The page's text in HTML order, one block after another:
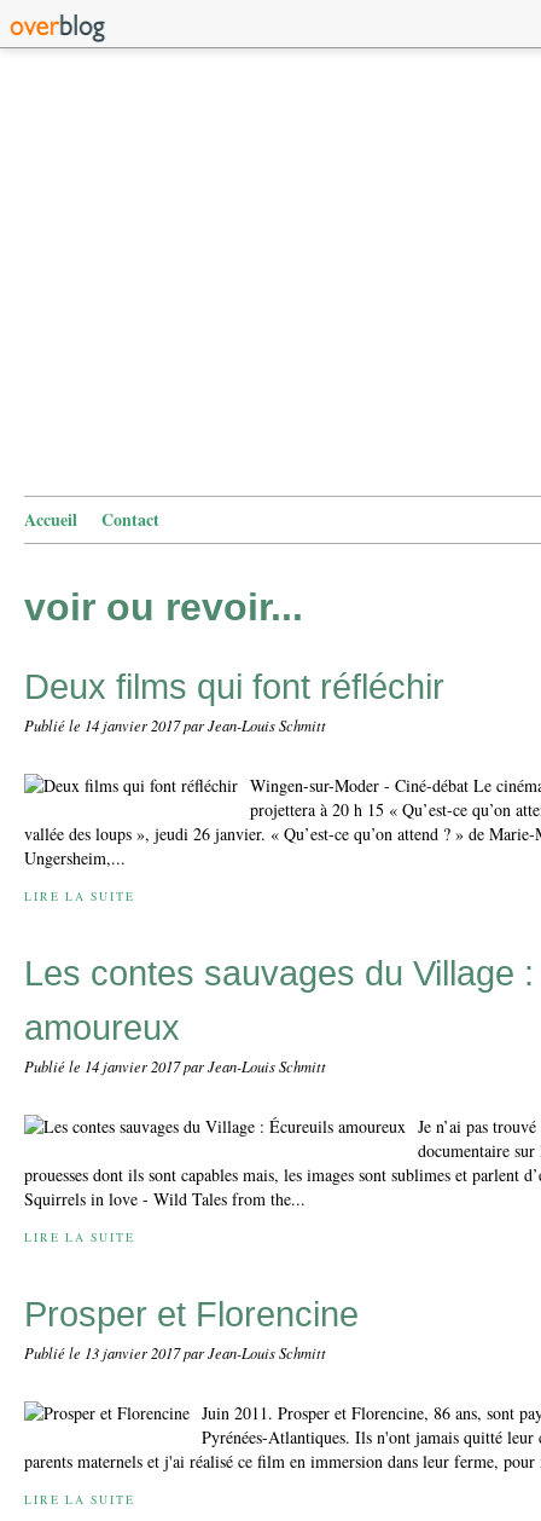
Accueil Contact
voir ou revoir...
Deux films qui font réfléchir
Publié le 14 janvier 2017par Jean-Louis Schmitt
Wingen-sur-Moder - Ciné-débat Le
projettera à 20 h 15 « Qu’est-ce qu’on
vallée des loups », jeudi 26 janvier. « Qu’est-ce qu’on attend ? » de
Ungersheim,...
LIRE LA SUITE
Les contes sauvages du Village
amoureux
Publié le 14 janvier 2017par Jean-Louis Schmitt
Je n’ai pas
documentaire
prouesses dont ils sont capables mais, les images sont sublimes et parlent
Squirrels in love - Wild Tales from the...
LIRE LA SUITE
Prosper et Florencine
Publié le 13 janvier 2017par Jean-Louis Schmitt
Juin 2011. Prosper et Florencine, 86 ans, sont
Pyrénées-Atlantiques. Ils n'ont jamais quitté leur
parents maternels et j'ai réalisé ce film en immersion dans leur ferme, pour
LIRE LA SUITE